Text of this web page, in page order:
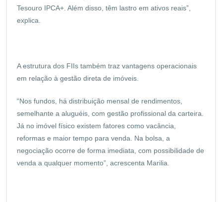
Tesouro IPCA+. Além disso, têm lastro em ativos reais”,
explica.
A estrutura dos FIIs também traz vantagens operacionais
em relação à gestão direta de imóveis.
“Nos fundos, há distribuição mensal de rendimentos,
semelhante a aluguéis, com gestão profissional da carteira.
Já no imóvel físico existem fatores como vacância,
reformas e maior tempo para venda. Na bolsa, a
negociação ocorre de forma imediata, com possibilidade de
venda a qualquer momento”, acrescenta Marilia.